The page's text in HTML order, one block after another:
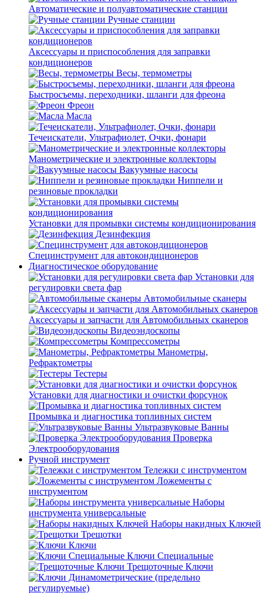
Автоматические и полуавтоматические станции
Ручные станции
Аксессуары и приспособления для заправки
кондиционеров
Весы, термометры
Быстросъемы, переходники, шланги для фреона
Фреон
Масла
Течеискатели, Ультрафиолет, Очки, фонари
Манометрические и электронные коллекторы
Вакуумные насосы
Ниппели и
резиновые прокладки
Установки для промывки системы кондиционирования
Дезинфекция
Специнструмент для автокондиционеров
Диагностическое оборудование
Установки для
регулировки света фар
Автомобильные сканеры
Аксессуары и запчасти для Автомобильных сканеров
Видеоэндоскопы
Компрессометры
Манометры,
Рефрактометры
Тестеры
Установки для диагностики и очистки форсунок
Промывка и диагностика топливных систем
Ультразвуковые Ванны
Проверка
Электрооборудования
Ручной инструмент
Тележки с инструментом
Ложементы с
инструментом
Наборы
инструмента универсальные
Наборы накидных Ключей
Трещотки
Ключи
Ключи Специальные
Трещоточные Ключи